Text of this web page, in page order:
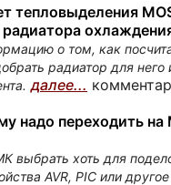
тепловыделения
о том, как
радиатор для
далее...
надо переходить на
выбрать хоть для
AVR, PIC или